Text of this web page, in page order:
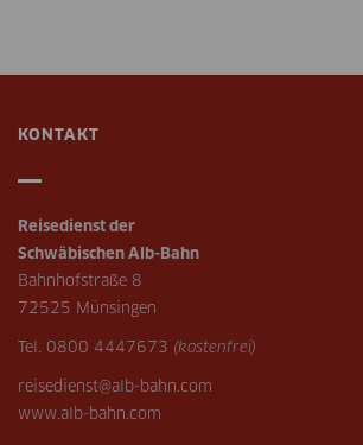
KONTAKT
Reisedienst der
Schwäbischen Alb-Bahn
Bahnhofstraße 8
72525 Münsingen
Tel. 0800 4447673 (kostenfrei)
reisedienst@alb-bahn.com
www.alb-bahn.com